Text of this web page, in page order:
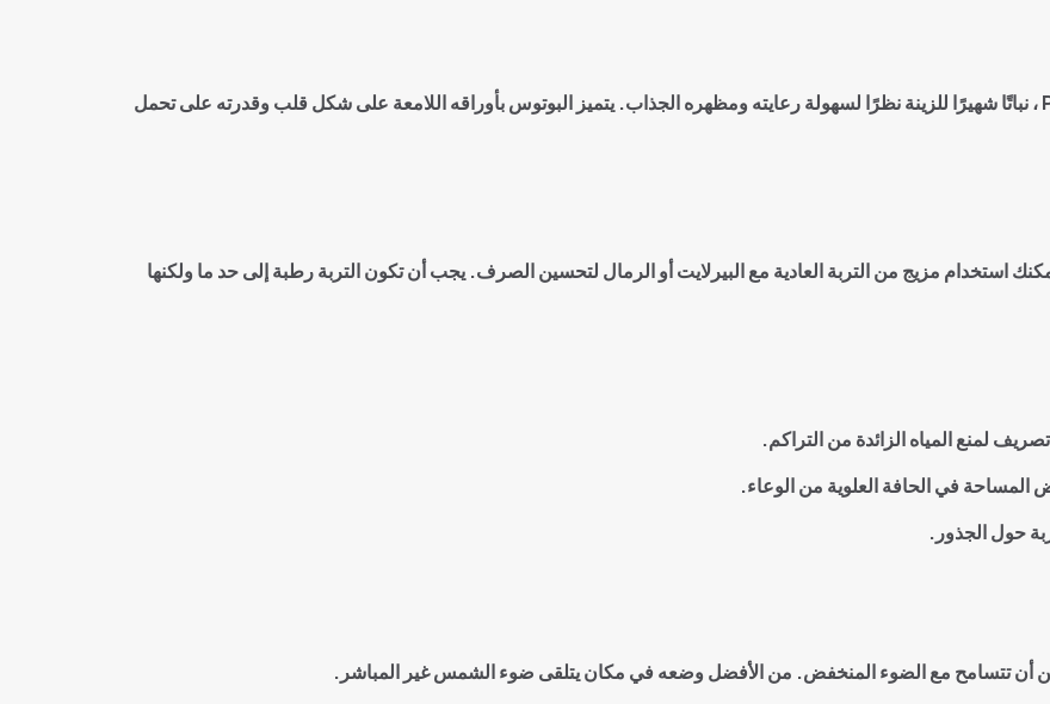
، نباتًا شهيرًا للزينة نظرًا لسهولة رعايته ومظهره الجذاب. يتميز البوتوس بأوراقه اللامعة على شكل قلب وقدرته على تحمل
استخدام مزيج من التربة العادية مع البيرلايت أو الرمال لتحسين الصرف. يجب أن تكون التربة رطبة إلى حد ما ولكنها
لمنع المياه الزائدة من التراكم.
المساحة في الحافة العلوية من الوعاء.
حول الجذور .
أن تتسامح مع الضوء المنخفض. من الأفضل وضعه في مكان يتلقى ضوء الشمس غير المباشر .